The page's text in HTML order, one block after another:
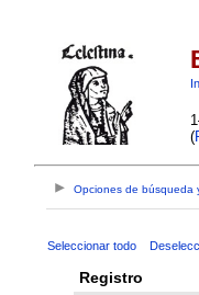
(
Opciones de búsqueda
Seleccionar todo
Registro